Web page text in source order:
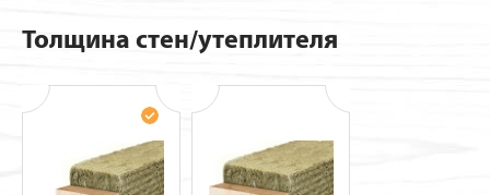
Толщина стен/утеплителя